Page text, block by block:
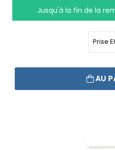
Jusqu'à la fin de la
AU